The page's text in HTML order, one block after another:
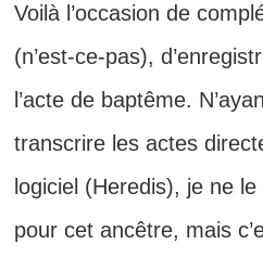
Voilà l’occasion de
(n’est-ce-pas),
l’acte de baptême.
transcrire les actes
logiciel (Heredis), je ne
pour cet ancêtre, mais